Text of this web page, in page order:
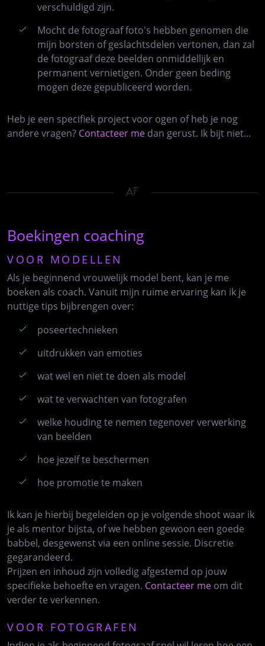
verschuldigd zijn.
Mocht de fotograaf foto's hebben genomen die
mijn borsten of geslachtsdelen vertonen, dan zal
de fotograaf deze beelden onmiddellijk en
permanent vernietigen. Onder geen beding
mogen deze gepubliceerd worden.
Heb je een specifiek project voor ogen of heb je nog
andere vragen? Contacteer me dan gerust. Ik bijt niet...
Boekingen coaching
VOOR MODELLEN
Als je beginnend vrouwelijk model bent, kan je me
boeken als coach. Vanuit mijn ruime ervaring kan ik je
nuttige tips bijbrengen over:
poseertechnieken
uitdrukken van emoties
wat wel en niet te doen als model
wat te verwachten van fotografen
welke houding te nemen tegenover verwerking
van beelden
hoe jezelf te beschermen
hoe promotie te maken
Ik kan je hierbij begeleiden op je volgende shoot waar ik
je als mentor bijsta, of we hebben gewoon een goede
babbel, desgewenst via een online sessie. Discretie
gegarandeerd.
Prijzen en inhoud zijn volledig afgestemd op jouw
specifieke behoefte en vragen. Contacteer me om dit
verder te verkennen.
VOOR FOTOGRAFEN